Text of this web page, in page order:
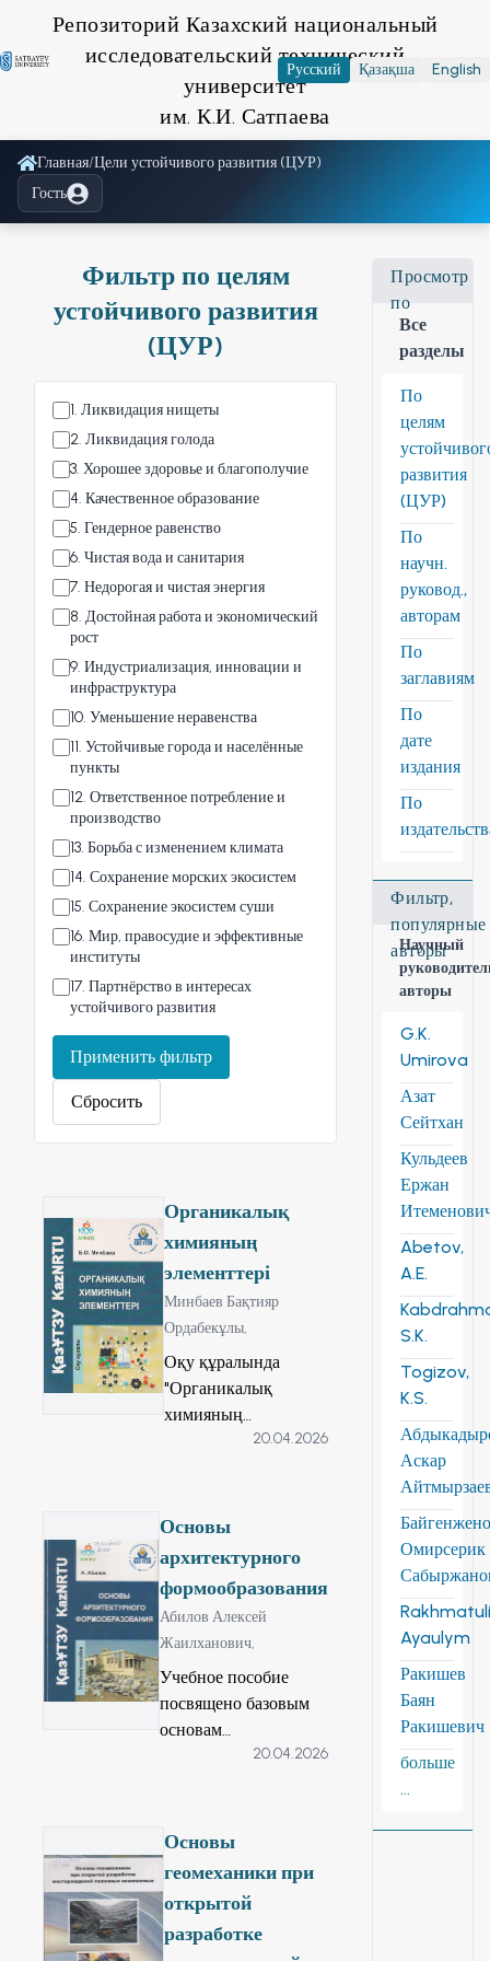
Репозиторий Казахский национальный
исследовательский технический
университет
им. К.И. Сатпаева
Русский Қазақша English
Главная/Цели устойчивого развития (ЦУР)
Гость
Фильтр по целям
устойчивого развития
(ЦУР)
1. Ликвидация нищеты
2. Ликвидация голода
3. Хорошее здоровье и благополучие
4. Качественное образование
5. Гендерное равенство
6. Чистая вода и санитария
7. Недорогая и чистая энергия
8. Достойная работа и экономический
рост
9. Индустриализация, инновации и
инфраструктура
10. Уменьшение неравенства
11. Устойчивые города и населённые
пункты
12. Ответственное потребление и
производство
13. Борьба с изменением климата
14. Сохранение морских экосистем
15. Сохранение экосистем суши
16. Мир, правосудие и эффективные
институты
17. Партнёрство в интересах
устойчивого развития
Применить фильтр
Сбросить
Органикалық
химияның
элементтері
Минбаев Бақтияр
Ордабекұлы,
Оқу құралында
"Органикалық
химияның
элементтері" пәні
химияның негізгі
коваленттік байланыс
табиғаты,
электрондық
эффектілер,
қаныққан,
қанықпаган
көмірсутектер,
галлогентуындылар,
оксоқосылыстар,
азоттық туындылары,
көмірсулар,
20.04.2026
Основы
архитектурного
формообразования
Абилов Алексей
Жаилханович,
Учебное пособие
посвящено базовым
основам
архитектурной
архитектурной
композиции. На
многочисленных
исторических и
современных
20.04.2026
Основы
геомеханики при
открытой
разработке
Просмотр
по
Все
разделы
По
целям
развития
(ЦУР)
По
научн.
руковод.,
авторам
По
заглавиям
По
дате
издания
По
Фильтр,
популярные
авторы
Научный
авторы
G.K.
Umirova
Азат
Сейтхан
Кульдеев
Ержан
Abetov,
A.E.
S.K.
Togizov,
K.S.
Аскар
Омирсерик
Ayaulym
Ракишев
Баян
Ракишевич
больше
...